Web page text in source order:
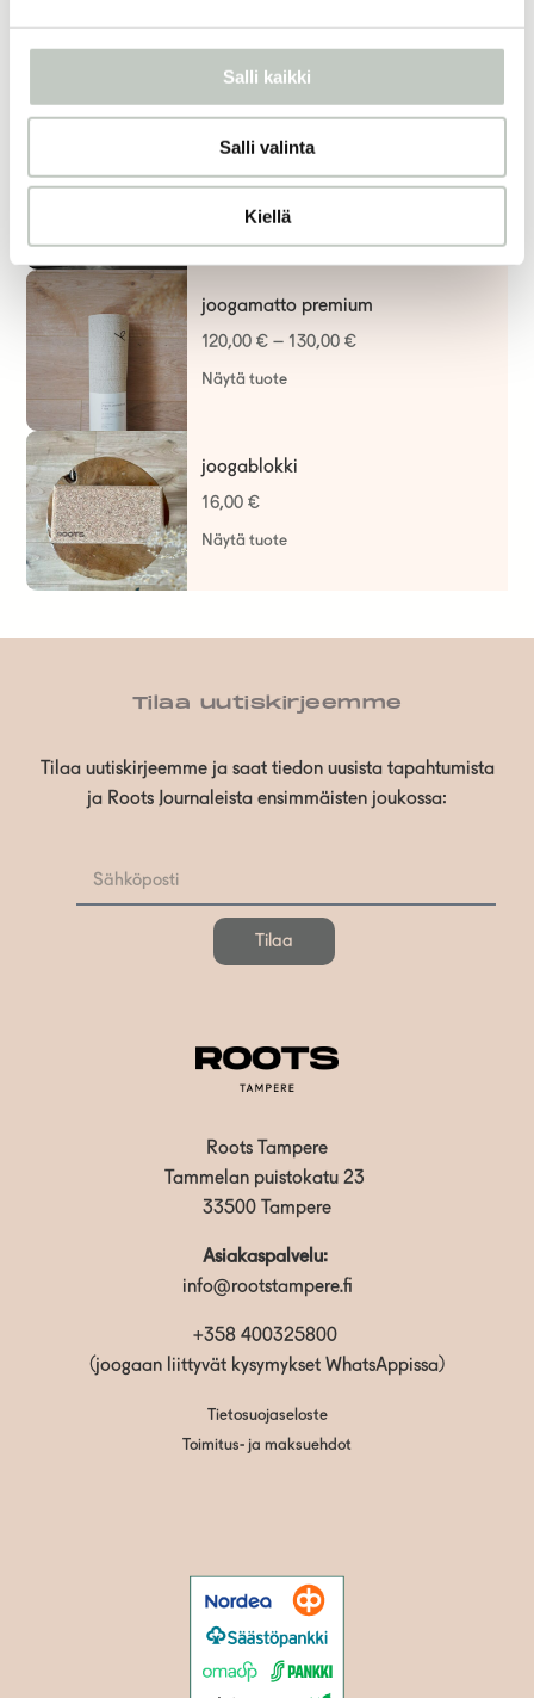
Salli kaikki
Salli valinta
Kiellä
Näytä tuote
eteeriset öljyt
7,70€ – 31,70€
Näytä tuote
joogamatto premium
120,00 € – 130,00 €
Näytä tuote
joogablokki
16,00 €
Näytä tuote
Tilaa uutiskirjeemme
Tilaa uutiskirjeemme ja saat tiedon uusista tapahtumista
ja Roots Journaleista ensimmäisten joukossa:
Tilaa
Roots Tampere
Tammelan puistokatu 23
33500 Tampere
Asiakaspalvelu:
info@rootstampere.fi
+358 400325800
(joogaan liittyvät kysymykset WhatsAppissa)
Tietosuojaseloste
Toimitus- ja maksuehdot